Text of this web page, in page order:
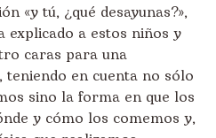
«y tú, ¿qué desayunas?»,
explicado a estos niños y
caras para una
en cuenta no sólo
sino la forma en que los
y cómo los comemos y,